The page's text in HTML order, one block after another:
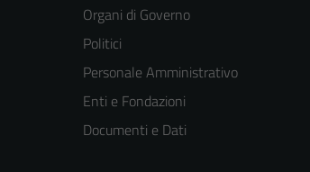
Organi di Governo
Politici
Personale Amministrativo
Enti e Fondazioni
Documenti e Dati